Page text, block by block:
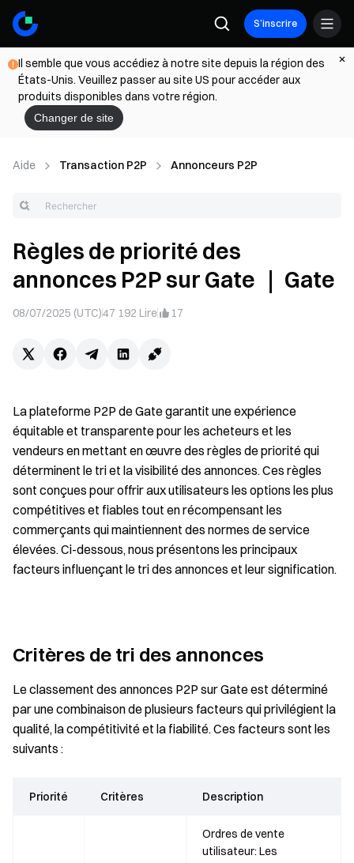
S’inscrire
Il semble que vous accédiez à notre site depuis la région des
États-Unis. Veuillez passer au site US pour accéder aux
produits disponibles dans votre région.
Changer de site
Aide Transaction P2P Annonceurs P2P
Règles de priorité des
annonces P2P sur Gate ｜ Gate
08/07/2025 (UTC)47 192 Lire 17
La plateforme P2P de Gate garantit une expérience
équitable et transparente pour les acheteurs et les
vendeurs en mettant en œuvre des règles de priorité qui
déterminent le tri et la visibilité des annonces. Ces règles
sont conçues pour offrir aux utilisateurs les options les plus
compétitives et fiables tout en récompensant les
commerçants qui maintiennent des normes de service
élevées. Ci-dessous, nous présentons les principaux
facteurs influençant le tri des annonces et leur signification.
Critères de tri des annonces
Le classement des annonces P2P sur Gate est déterminé
par une combinaison de plusieurs facteurs qui privilégient la
qualité, la compétitivité et la fiabilité. Ces facteurs sont les
suivants :
Priorité Critères Description
Ordres de vente
utilisateur: Les